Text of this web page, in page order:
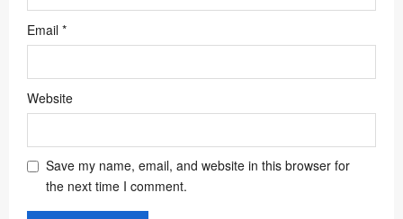
Email *
Website
Save my name, email, and website in this browser for
the next time I comment.